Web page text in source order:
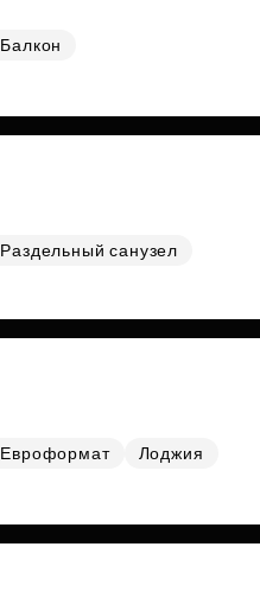
Балкон
Раздельный санузел
Евроформат
Лоджия